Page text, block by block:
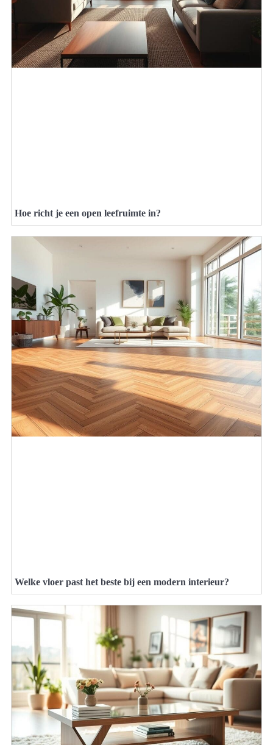
Hoe richt je een open leefruimte in?
Welke vloer past het beste bij een modern interieur?